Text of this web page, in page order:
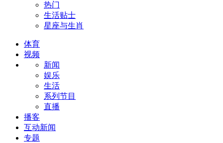
热门
生活贴士
星座与生肖
体育
视频
新闻
娱乐
生活
系列节目
直播
播客
互动新闻
专题